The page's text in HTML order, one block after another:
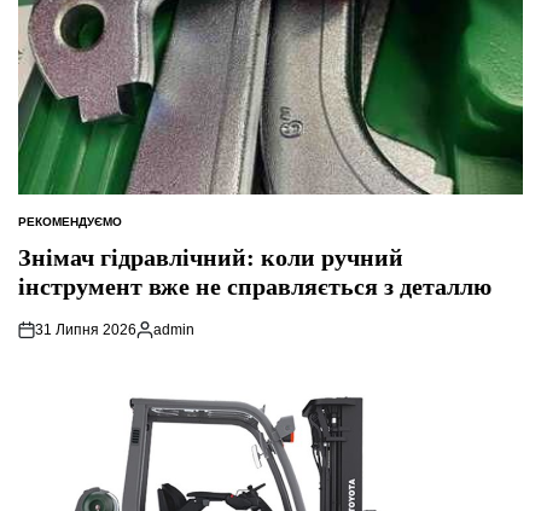
ОПУБЛІКУВАТИ
РЕКОМЕНДУЄМО
Знімач гідравлічний: коли ручний
інструмент вже не справляється з деталлю
31 Липня 2026
Опубліковано
admin